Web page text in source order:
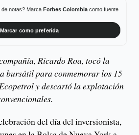
de notas? Marca Forbes Colombiacomo fuente
Marcar como preferida
Ricardo Roa, tocó la
bursátil para conmemorar los 15
y descartó la explotación
del día del inversionista,